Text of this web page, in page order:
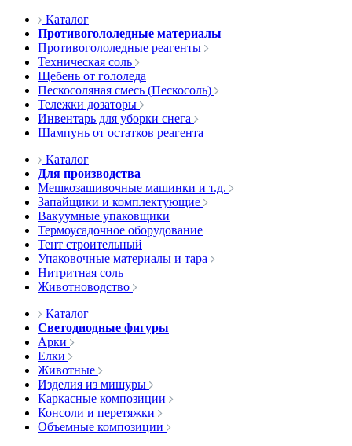
Каталог
Противогололедные материалы
Противогололедные реагенты
Техническая соль
Щебень от гололеда
Пескосоляная смесь (Пескосоль)
Тележки дозаторы
Инвентарь для уборки снега
Шампунь от остатков реагента
Каталог
Для производства
Мешкозашивочные машинки и т.д.
Запайщики и комплектующие
Вакуумные упаковщики
Термоусадочное оборудование
Тент строительный
Упаковочные материалы и тара
Нитритная соль
Животноводство
Каталог
Светодиодные фигуры
Арки
Елки
Животные
Изделия из мишуры
Каркасные композиции
Консоли и перетяжки
Объемные композиции